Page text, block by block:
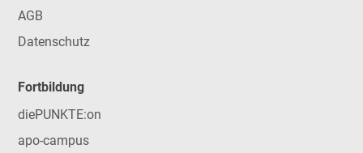
AGB
Datenschutz
Fortbildung
diePUNKTE:on
apo-campus